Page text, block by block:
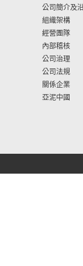
公司簡介及
組織架構
經營團隊
內部稽核
公司治理
公司法規
關係企業
亞泥中國